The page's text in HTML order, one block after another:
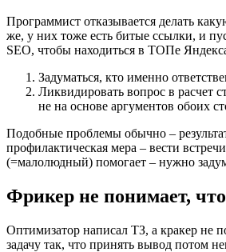
Программист отказывается делать
же, у них тоже есть битые ссылки, и
SEO, чтобы находиться в ТОПе
Задуматься, кто именно
Ликвидировать вопрос в расчет
не на основе аргументов обоих
Подобные проблемы обычно –
профилактическая мера – вести
(=малолюдный) помогает – нужно
Фрикер не понимает,
Оптимизатор написал ТЗ, а кракер не
задачу так, что принять вывод потом